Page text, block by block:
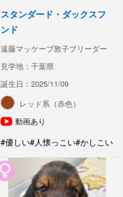
スタンダード・ダックスフ
ンド
遠藤マッケーブ敦子ブリーダー
見学地：千葉県
誕生日：2025/11/09
レッド系（赤色）
動画あり
#優しい#人懐っこい#かしこい